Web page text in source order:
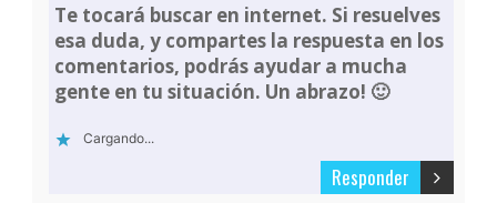
Te tocará buscar en internet. Si resuelves
esa duda, y compartes la respuesta en los
comentarios, podrás ayudar a mucha
gente en tu situación. Un abrazo! 🙂
Cargando...
Responder